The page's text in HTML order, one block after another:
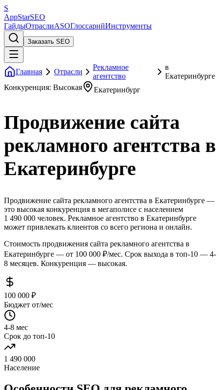
S
AppStarSEO
ГайдыОтраслиASOГлоссарийИнструменты
Заказать SEO
Главная Отрасли
Рекламное
агентство
в
Екатеринбурге
Конкуренция: Высокая
Екатеринбург
Продвижение сайта
рекламного агентства в
Екатеринбурге
Продвижение сайта рекламного агентства в Екатеринбурге —
это высокая конкуренция в мегаполисе с населением
1 490 000 человек. Рекламное агентство в Екатеринбурге
может привлекать клиентов со всего региона и онлайн.
Стоимость продвижения сайта рекламного агентства в
Екатеринбурге — от 100 000 ₽/мес. Срок выхода в топ-10 — 4-
8 месяцев. Конкуренция — высокая.
100 000 ₽
Бюджет от/мес
4-8 мес
Срок до топ-10
1 490 000
Население